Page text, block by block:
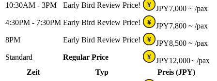
10:30AM - 3PM
Early Bird Review Price! ¥ JPY7,000 ~ /pax
4:30PM - 7:30PM Early Bird Review Price! ¥ JPY7,800 ~ /pax
8PM
Early Bird Review Price! ¥ JPY8,500 ~ /pax
Standard
Regular Price ¥ JPY12,000~ /pax
Zeit
Typ
Preis (JPY)